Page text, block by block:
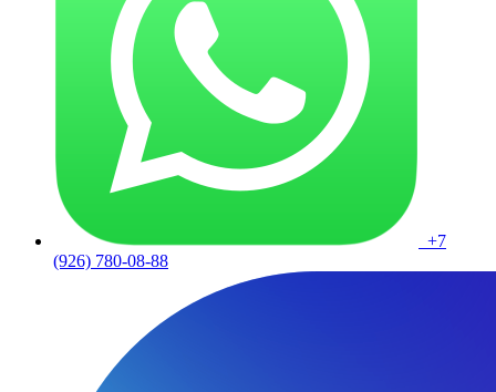
+7
(926) 780-08-88